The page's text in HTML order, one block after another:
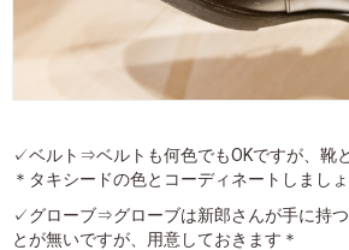
✓ベルト⇒ベルトも何色でもOKですが、靴
＊タキシードの色とコーディネートしまし
✓グローブ⇒グローブは新郎さんが手に持つ
とが無いですが、用意しておきます＊